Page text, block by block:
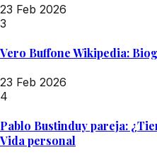
23 Feb 2026
3
Vero Buffone Wikipedia:
23 Feb 2026
4
Pablo Bustinduy pareja:
Vida personal